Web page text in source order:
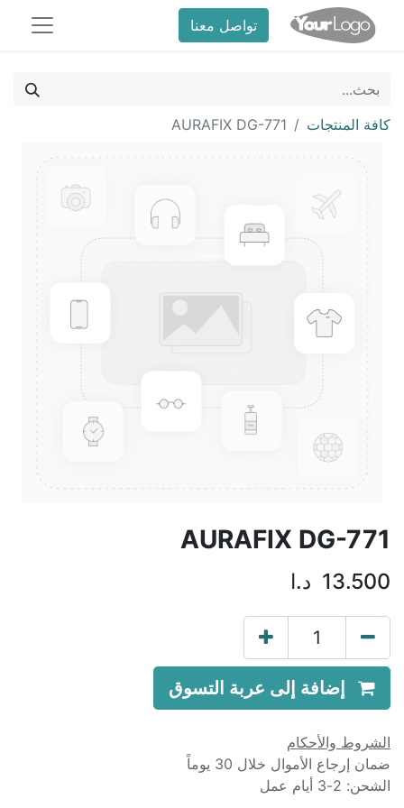
تواصل معنا
كافة المنتجات AURAFIX DG-771
AURAFIX DG-771
13.500 د.ا
إضافة إلى عربة التسوق
الشروط والأحكام
ضمان إرجاع الأموال خلال 30 يوماً
الشحن: 2-3 أيام عمل